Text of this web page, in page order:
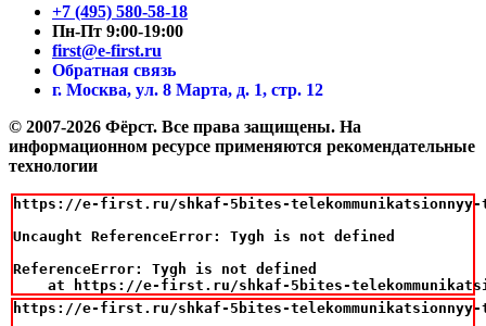
+7 (495) 580-58-18
Пн-Пт 9:00-19:00
first@e-first.ru
Обратная связь
г. Москва, ул. 8 Марта, д. 1, стр. 12
© 2007-2026 Фёрст. Все права защищены. На
информационном ресурсе применяются рекомендательные
технологии
https://e-first.ru/shkaf-5bites-telekommunikatsionnyy-
Uncaught ReferenceError: Tygh is not defined
ReferenceError: Tygh is not defined
at https://e-first.ru/shkaf-5bites-
https://e-first.ru/shkaf-5bites-telekommunikatsionnyy-